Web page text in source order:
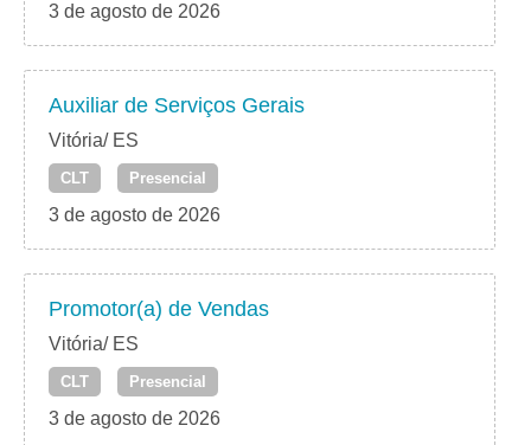
3 de agosto de 2026
Auxiliar de Serviços Gerais
Vitória/ ES
CLT Presencial
3 de agosto de 2026
Promotor(a) de Vendas
Vitória/ ES
CLT Presencial
3 de agosto de 2026